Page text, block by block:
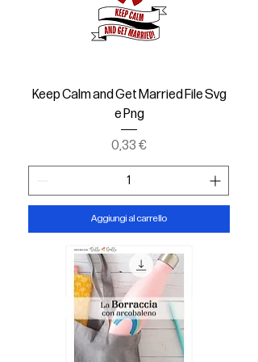
Keep Calm and Get Married File Svg
e Png
Prezzo
0,33 €
Aggiungi al carrello